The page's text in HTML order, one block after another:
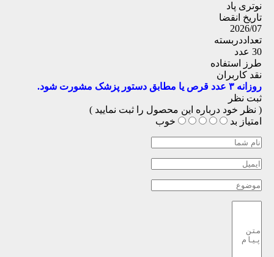
نوتری پاد
تاریخ انقضا
2026/07
تعداددربسته
30 عدد
طرز استفاده
نقد کاربران
روزانه ۳ عدد قرص یا مطابق دستور پزشک مشورت شود.
ثبت نظر
( نظر خود درباره این محصول را ثبت نمایید )
امتیاز بد خوب